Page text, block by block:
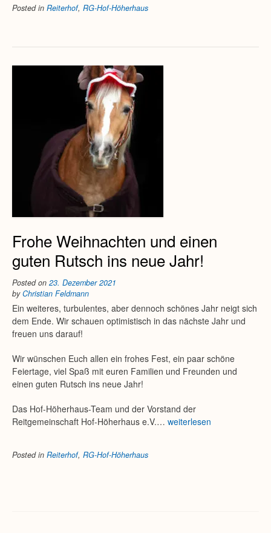
Posted in Reiterhof, RG-Hof-Höherhaus
Frohe Weihnachten und einen
guten Rutsch ins neue Jahr!
Posted on 23. Dezember 2021
byChristian Feldmann
Ein weiteres, turbulentes, aber dennoch schönes Jahr neigt sich
dem Ende. Wir schauen optimistisch in das nächste Jahr und
freuen uns darauf!
Wir wünschen Euch allen ein frohes Fest, ein paar schöne
Feiertage, viel Spaß mit euren Familien und Freunden und
einen guten Rutsch ins neue Jahr!
Das Hof-Höherhaus-Team und der Vorstand der
Reitgemeinschaft Hof-Höherhaus e.V.… weiterlesen
Posted in Reiterhof, RG-Hof-Höherhaus